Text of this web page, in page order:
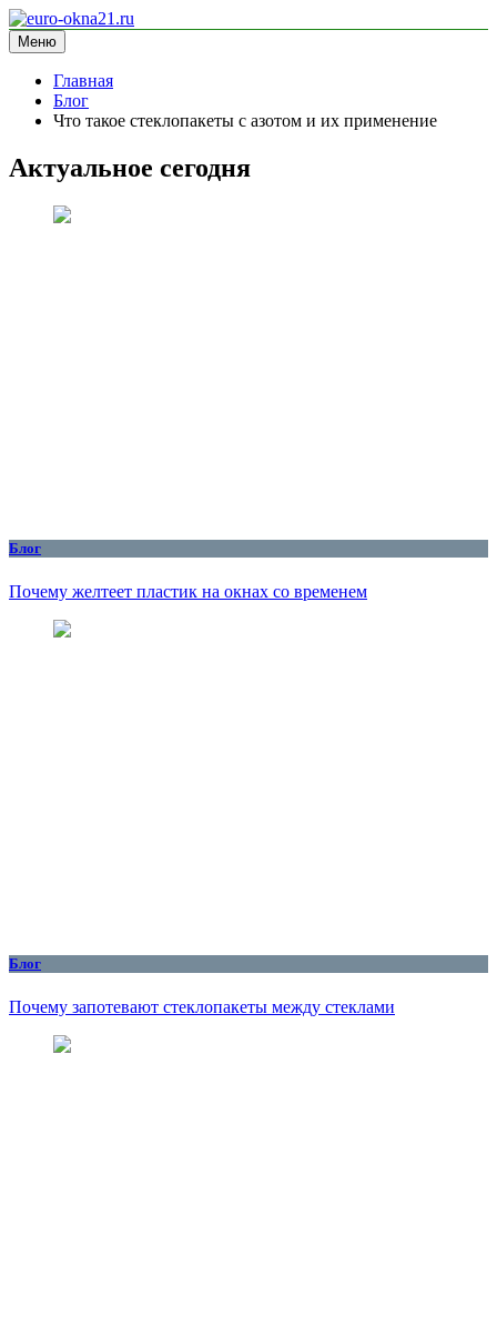
Перейти
к
содержимому
euro-okna21.ru
блог про окна
Меню
Главная
Блог
Что такое стеклопакеты с азотом и их применение
Актуальное сегодня
Блог
Почему желтеет пластик на окнах со временем
Блог
Почему запотевают стеклопакеты между стеклами